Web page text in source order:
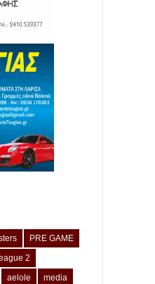
PRE GAME
2
aelole
media